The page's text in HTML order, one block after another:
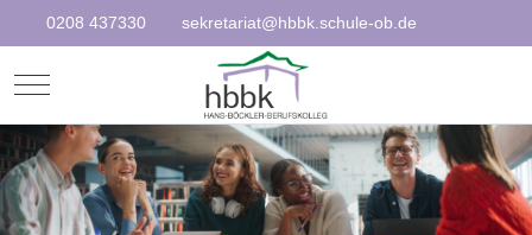
0208 437330 sekretariat@hbbk.schule-ob.de
Mobile Menu Toggle